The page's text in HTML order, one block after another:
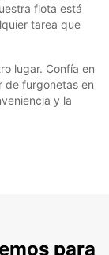
flota está
tarea que
lugar. Confía en
de furgonetas en
y la
para